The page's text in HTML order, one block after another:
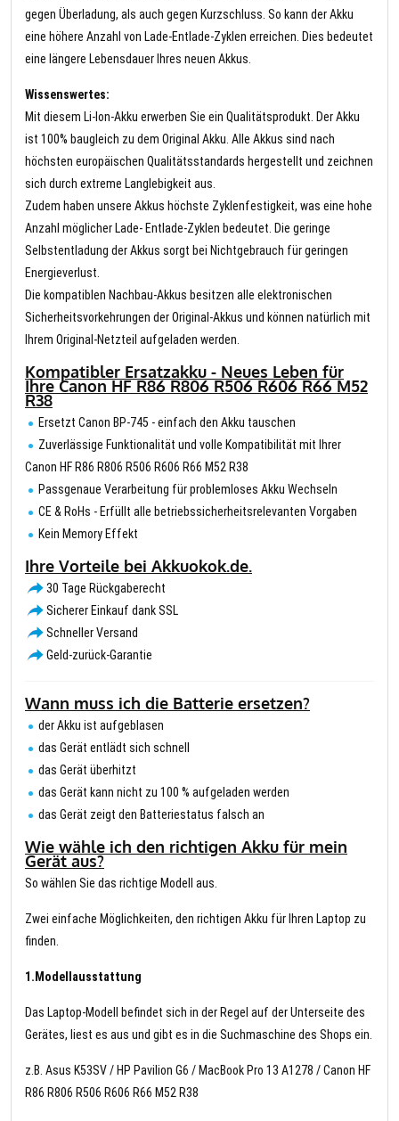
gegen Überladung, als auch gegen Kurzschluss. So kann der Akku
eine höhere Anzahl von Lade-Entlade-Zyklen erreichen. Dies bedeutet
eine längere Lebensdauer Ihres neuen Akkus.
Wissenswertes:
Mit diesem Li-Ion-Akku erwerben Sie ein Qualitätsprodukt. Der Akku
ist 100% baugleich zu dem Original Akku. Alle Akkus sind nach
höchsten europäischen Qualitätsstandards hergestellt und zeichnen
sich durch extreme Langlebigkeit aus.
Zudem haben unsere Akkus höchste Zyklenfestigkeit, was eine hohe
Anzahl möglicher Lade- Entlade-Zyklen bedeutet. Die geringe
Selbstentladung der Akkus sorgt bei Nichtgebrauch für geringen
Energieverlust.
Die kompatiblen Nachbau-Akkus besitzen alle elektronischen
Sicherheitsvorkehrungen der Original-Akkus und können natürlich mit
Ihrem Original-Netzteil aufgeladen werden.
Kompatibler Ersatzakku - Neues Leben für
Ihre Canon HF R86 R806 R506 R606 R66 M52
R38
Ersetzt Canon BP-745 - einfach den Akku tauschen
Zuverlässige Funktionalität und volle Kompatibilität mit Ihrer
Canon HF R86 R806 R506 R606 R66 M52 R38
Passgenaue Verarbeitung für problemloses Akku Wechseln
CE & RoHs - Erfüllt alle betriebssicherheitsrelevanten Vorgaben
Kein Memory Effekt
Ihre Vorteile bei Akkuokok.de.
30 Tage Rückgaberecht
Sicherer Einkauf dank SSL
Schneller Versand
Geld-zurück-Garantie
Wann muss ich die Batterie ersetzen?
der Akku ist aufgeblasen
das Gerät entlädt sich schnell
das Gerät überhitzt
das Gerät kann nicht zu 100 % aufgeladen werden
das Gerät zeigt den Batteriestatus falsch an
Wie wähle ich den richtigen Akku für mein
Gerät aus?
So wählen Sie das richtige Modell aus.
Zwei einfache Möglichkeiten, den richtigen Akku für Ihren Laptop zu
finden.
1.Modellausstattung
Das Laptop-Modell befindet sich in der Regel auf der Unterseite des
Gerätes, liest es aus und gibt es in die Suchmaschine des Shops ein.
z.B. Asus K53SV / HP Pavilion G6 / MacBook Pro 13 A1278 / Canon HF
R86 R806 R506 R606 R66 M52 R38